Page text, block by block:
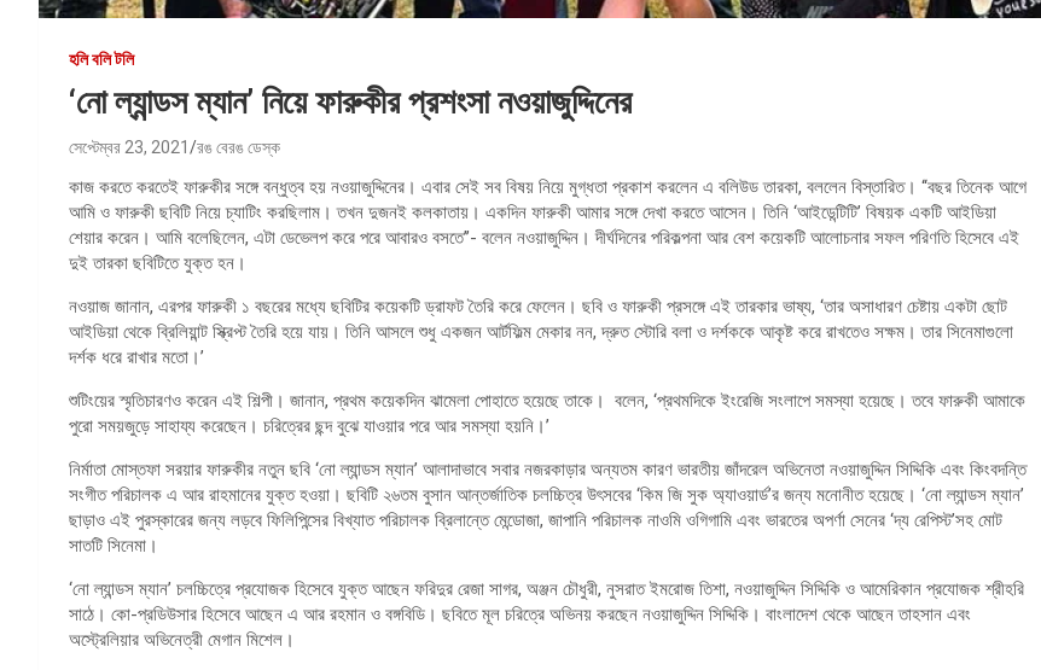
হলি বলি টলি
‌‘নো ল্যান্ডস ম্যান’ নিয়ে ফারুকীর প্রশংসা নওয়াজুদ্দিনের
সেপ্টেম্বর 23, 2021 রঙ বেরঙ ডেস্ক
কাজ করতে করতেই ফারুকীর সঙ্গে বন্ধুত্ব হয় নওয়াজুদ্দিনের। এবার সেই সব বিষয় নিয়ে মুগ্ধতা প্রকাশ করলেন এ বলিউড তারকা, বললেন বিস্তারিত। ‘‘বছর তিনেক আগে
আমি ও ফারুকী ছবিটি নিয়ে চ্যাটিং করছিলাম। তখন দুজনই কলকাতায়। একদিন ফারুকী আমার সঙ্গে দেখা করতে আসেন। তিনি ‘আইডেন্টিটি’ বিষয়ক একটি আইডিয়া
শেয়ার করেন। আমি বলেছিলেন, এটা ডেভেলপ করে পরে আবারও বসতে’’- বলেন নওয়াজুদ্দিন। দীর্ঘদিনের পরিকল্পনা আর বেশ কয়েকটি আলোচনার সফল পরিণতি হিসেবে এই
দুই তারকা ছবিটিতে যুক্ত হন।
নওয়াজ জানান, এরপর ফারুকী ১ বছরের মধ্যে ছবিটির কয়েকটি ড্রাফট তৈরি করে ফেলেন। ছবি ও ফারুকী প্রসঙ্গে এই তারকার ভাষ্য, ‘তার অসাধারণ চেষ্টায় একটা ছোট
আইডিয়া থেকে ব্রিলিয়ান্ট স্ক্রিপ্ট তৈরি হয়ে যায়। তিনি আসলে শুধু একজন আর্টফিল্ম মেকার নন, দ্রুত স্টোরি বলা ও দর্শককে আকৃষ্ট করে রাখতেও সক্ষম। তার সিনেমাগুলো
দর্শক ধরে রাখার মতো।’
শুটিংয়ের স্মৃতিচারণও করেন এই শিল্পী। জানান, প্রথম কয়েকদিন ঝামেলা পোহাতে হয়েছে তাকে। বলেন, ‘প্রথমদিকে ইংরেজি সংলাপে সমস্যা হয়েছে। তবে ফারুকী আমাকে
পুরো সময়জুড়ে সাহায্য করেছেন। চরিত্রের ছন্দ বুঝে যাওয়ার পরে আর সমস্যা হয়নি।’
নির্মাতা মোস্তফা সরয়ার ফারুকীর নতুন ছবি ‌‘নো ল্যান্ডস ম্যান’ আলাদাভাবে সবার নজরকাড়ার অন্যতম কারণ ভারতীয় জাঁদরেল অভিনেতা নওয়াজুদ্দিন সিদ্দিকি এবং কিংবদন্তি
সংগীত পরিচালক এ আর রাহমানের যুক্ত হওয়া। ছবিটি ২৬তম বুসান আন্তর্জাতিক চলচ্চিত্র উৎসবের ‘কিম জি সুক অ্যাওয়ার্ড’র জন্য মনোনীত হয়েছে। ‘নো ল্যান্ডস ম্যান’
ছাড়াও এই পুরস্কারের জন্য লড়বে ফিলিপিন্সের বিখ্যাত পরিচালক ব্রিলান্তে মেন্ডোজা, জাপানি পরিচালক নাওমি ওগিগামি এবং ভারতের অপর্ণা সেনের ‘দ্য রেপিস্ট’সহ মোট
সাতটি সিনেমা।
‘নো ল্যান্ডস ম্যান’ চলচ্চিত্রে প্রযোজক হিসেবে যুক্ত আছেন ফরিদুর রেজা সাগর, অঞ্জন চৌধুরী, নুসরাত ইমরোজ তিশা, নওয়াজুদ্দিন সিদ্দিকি ও আমেরিকান প্রযোজক শ্রীহরি
সাঠে। কো-প্রডিউসার হিসেবে আছেন এ আর রহমান ও বঙ্গবিডি। ছবিতে মূল চরিত্রে অভিনয় করছেন নওয়াজুদ্দিন সিদ্দিকি। বাংলাদেশ থেকে আছেন তাহসান এবং
অস্ট্রেলিয়ার অভিনেত্রী মেগান মিশেল।